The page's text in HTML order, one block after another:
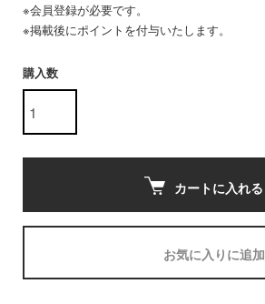
※会員登録が必要です。
※掲載後にポイントを付与いたします。
購入数
カートに入れる
お気に入りに追加